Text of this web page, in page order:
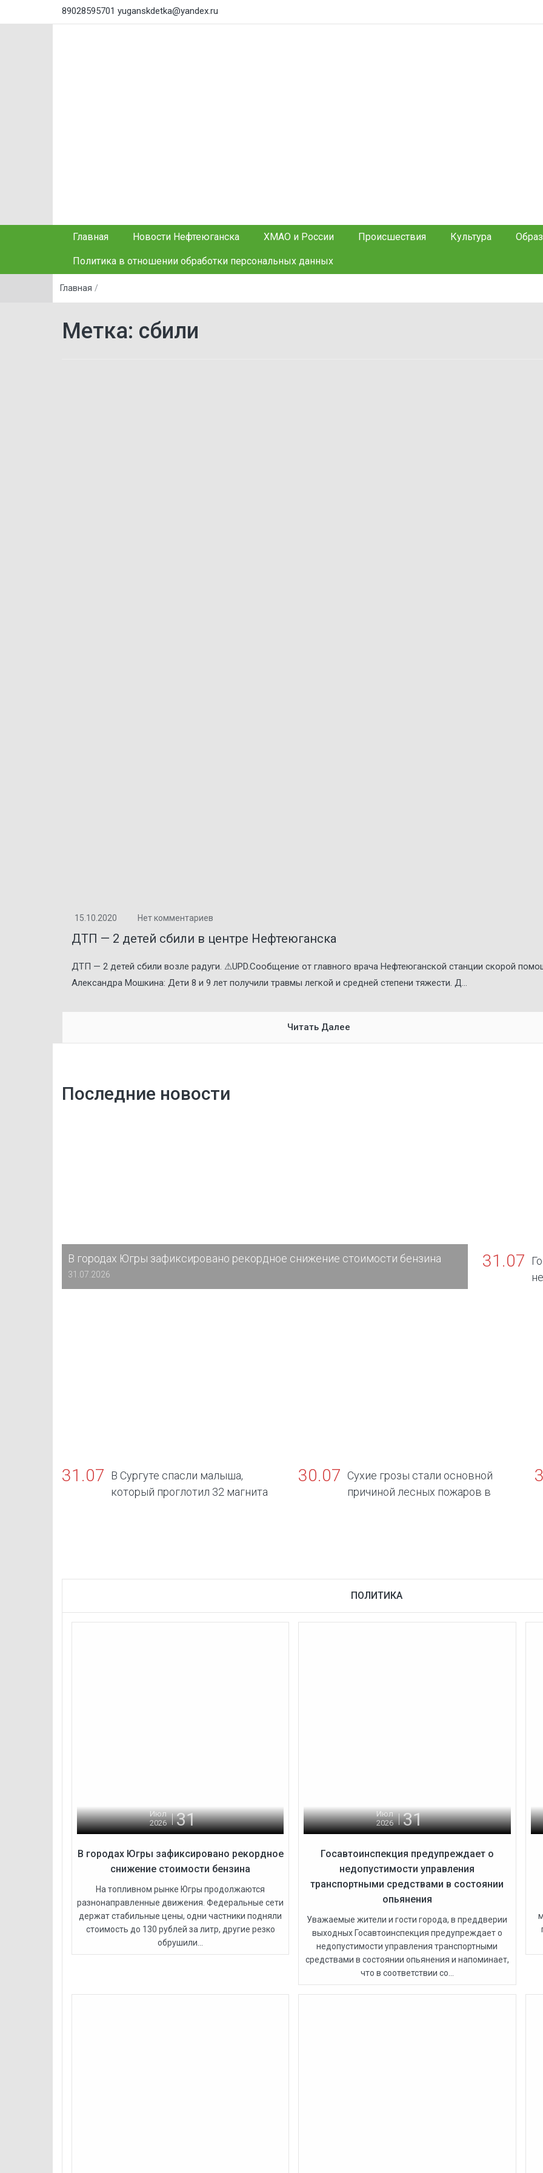
89028595701 yuganskdetka@yandex.ru
Главная Новости Нефтеюганска ХМАО и России Происшествия Культура
Политика в отношении обработки персональных данных
Главная /
Метка: сбили
15.10.2020 Нет комментариев
ДТП — 2 детей сбили в центре Нефтеюганска
ДТП — 2 детей сбили возле радуги. ⚠UPD.Сообщение от главного врача Нефтеюганской станции скорой
Александра Мошкина: Дети 8 и 9 лет получили травмы легкой и средней степени тяжести. Д...
Читать Далее
Последние новости
В городах Югры зафиксировано рекордное снижение стоимости бензина
31.07.2026
31.07
31.07
В Сургуте спасли малыша,
который проглотил 32 магнита
30.07
Сухие грозы стали основной
причиной лесных пожаров в
ПОЛИТИКА
Июл
2026
31
В городах Югры зафиксировано рекордное
снижение стоимости бензина
На топливном рынке Югры продолжаются
разнонаправленные движения. Федеральные сети
держат стабильные цены, одни частники подняли
стоимость до 130 рублей за литр, другие резко
обрушили...
Июл
2026
31
Госавтоинспекция предупреждает о
недопустимости управления
транспортными средствами в состоянии
опьянения
Уважаемые жители и гости города, в преддверии
выходных Госавтоинспекция предупреждает о
недопустимости управления транспортными
средствами в состоянии опьянения и напоминает,
что в соответствии со...